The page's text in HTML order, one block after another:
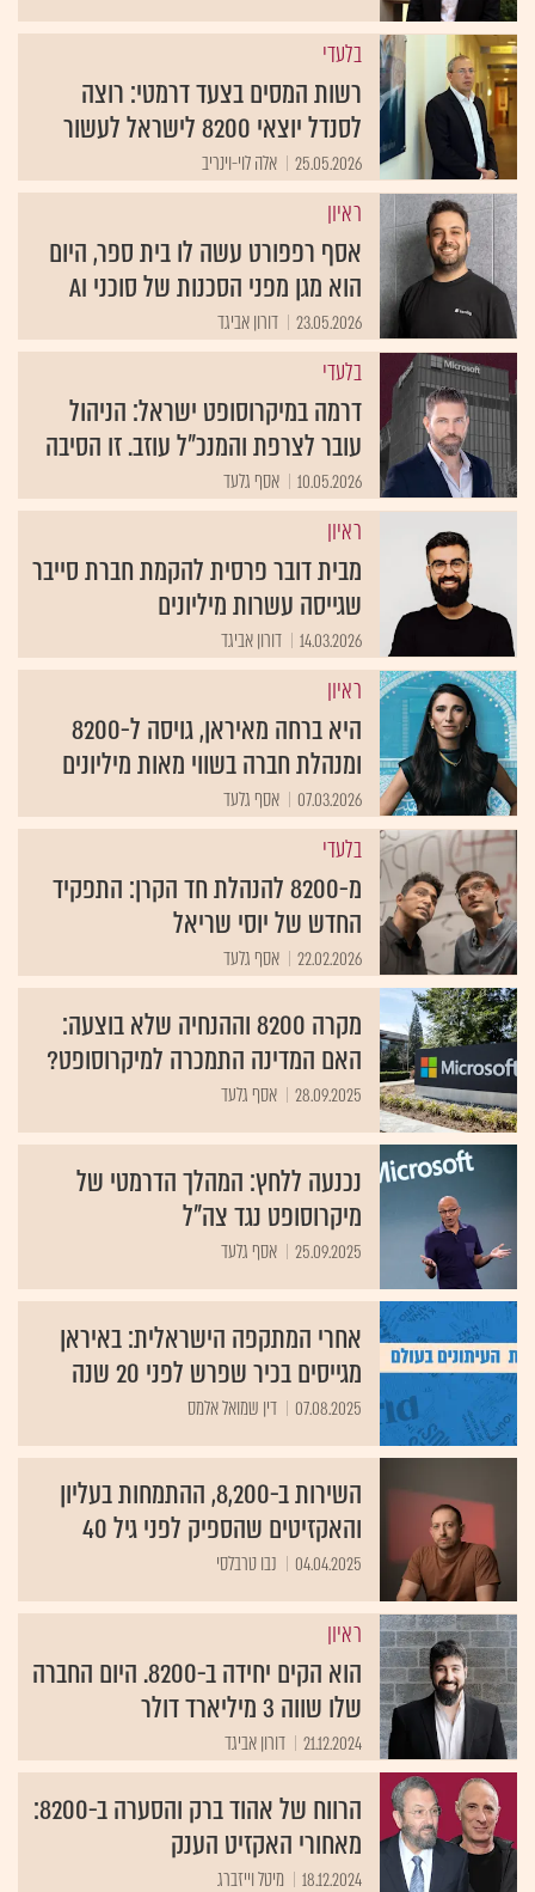
בלעדי
רשות המסים בצעד דרמטי: רוצה
לסנדל יוצאי 8200 לישראל לעשור
25.05.2026 אלה לוי-וינריב
ראיון
אסף רפפורט עשה לו בית ספר, היום
הוא מגן מפני הסכנות של סוכני AI
23.05.2026 דורון אביגד
בלעדי
דרמה במיקרוסופט ישראל: הניהול
עובר לצרפת והמנכ״ל עוזב. זו הסיבה
10.05.2026 אסף גלעד
ראיון
מבית דובר פרסית להקמת חברת סייבר
שגייסה עשרות מיליונים
14.03.2026 דורון אביגד
ראיון
היא ברחה מאיראן, גויסה ל-8200
ומנהלת חברה בשווי מאות מיליונים
07.03.2026 אסף גלעד
בלעדי
מ-8200 להנהלת חד הקרן: התפקיד
החדש של יוסי שריאל
22.02.2026 אסף גלעד
מקרה 8200 וההנחיה שלא בוצעה:
האם המדינה התמכרה למיקרוסופט?
28.09.2025 אסף גלעד
נכנעה ללחץ: המהלך הדרמטי של
מיקרוסופט נגד צה"ל
25.09.2025 אסף גלעד
אחרי המתקפה הישראלית: באיראן
מגייסים בכיר שפרש לפני 20 שנה
07.08.2025 דין שמואל אלמס
השירות ב-8,200, ההתמחות בעליון
והאקזיטים שהספיק לפני גיל 40
04.04.2025 נבו טרבלסי
ראיון
הוא הקים יחידה ב-8200. היום החברה
שלו שווה 3 מיליארד דולר
21.12.2024 דורון אביגד
הרווח של אהוד ברק והסערה ב-8200:
מאחורי האקזיט הענק
18.12.2024 מיטל וייזברג